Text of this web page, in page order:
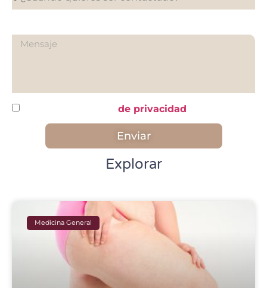
de privacidad
Enviar
Explorar
Medicina General